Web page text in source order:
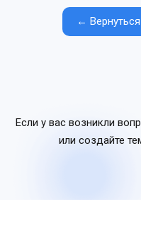
←
Если у вас возникли
или создайте